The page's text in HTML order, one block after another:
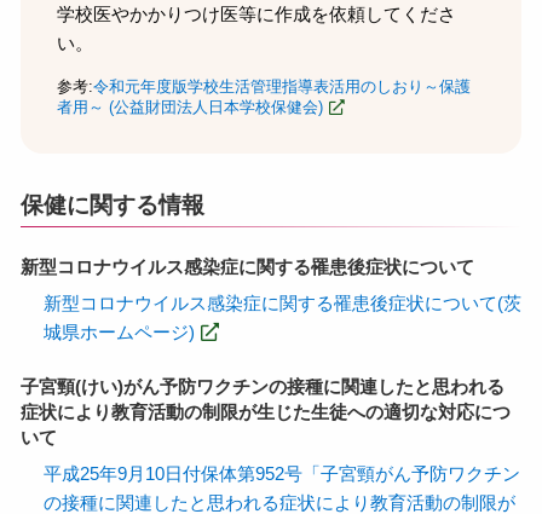
学校医やかかりつけ医等に作成を依頼してくださ
い。
参考:令和元年度版学校生活管理指導表活用のしおり～保護
者用～ (公益財団法人日本学校保健会)
保健に関する情報
新型コロナウイルス感染症に関する罹患後症状について
新型コロナウイルス感染症に関する罹患後症状について(茨
城県ホームページ)
子宮頸(けい)がん予防ワクチンの接種に関連したと思われる
症状により教育活動の制限が生じた生徒への適切な対応につ
いて
平成25年9月10日付保体第952号「子宮頸がん予防ワクチン
の接種に関連したと思われる症状により教育活動の制限が